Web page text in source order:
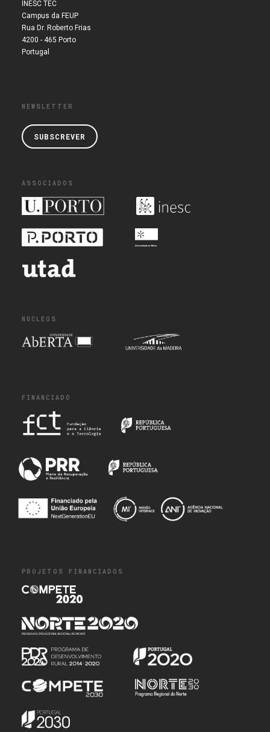
INESC TEC
Campus da FEUP
Rua Dr. Roberto Frias
4200 - 465 Porto
Portugal
NEWSLETTER
SUBSCREVER
ASSOCIADOS
NÚCLEOS
FINANCIADO
PROJETOS FINANCIADOS